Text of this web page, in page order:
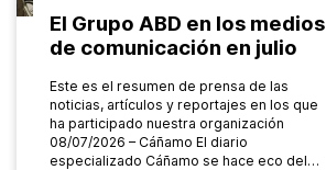
El Grupo ABD en los medios
de comunicación en julio
Este es el resumen de prensa de las
noticias, artículos y reportajes en los que
ha participado nuestra organización
08/07/2026 – Cáñamo El diario
especializado Cáñamo se hace eco del…